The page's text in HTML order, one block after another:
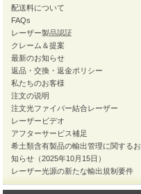
配送料について
FAQs
レーザー製品認証
クレーム＆提案
最新のお知らせ
返品・交換・返金ポリシー
私たちのお客様
注文の说明
注文光ファイバー結合レーザー
レーザービデオ
アフターサービス補足
希土類含有製品の輸出管理に関するお
知らせ（2025年10月15日）
レーザー光源の新たな輸出規制要件